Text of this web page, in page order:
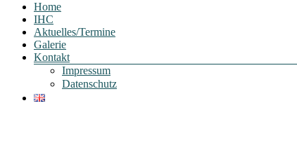
Home
IHC
Aktuelles/Termine
Galerie
Kontakt
Impressum
Datenschutz